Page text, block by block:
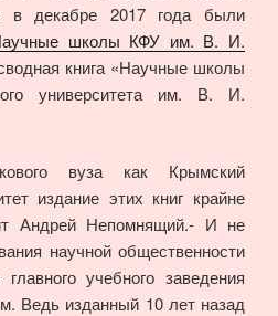
в декабре 2017 года были
школы КФУ им. В. И.
книга «Научные школы
университета им. В. И.
вуза как Крымский
издание этих книг крайне
Андрей Непомнящий.- И не
научной общественности
учебного заведения
Ведь изданный 10 лет назад